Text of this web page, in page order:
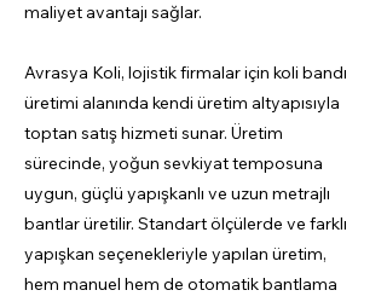
maliyet avantajı sağlar.
Avrasya Koli, lojistik firmalar için koli bandı
üretimi alanında kendi üretim altyapısıyla
toptan satış hizmeti sunar. Üretim
sürecinde, yoğun sevkiyat temposuna
uygun, güçlü yapışkanlı ve uzun metrajlı
bantlar üretilir. Standart ölçülerde ve farklı
yapışkan seçenekleriyle yapılan üretim,
hem manuel hem de otomatik bantlama